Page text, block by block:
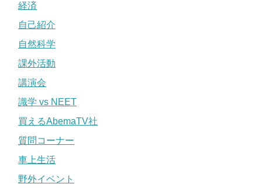
経済
自己紹介
自然科学
課外活動
講演会
識学 vs NEET
買えるAbemaTV社
質問コーナー
車上生活
野外イベント